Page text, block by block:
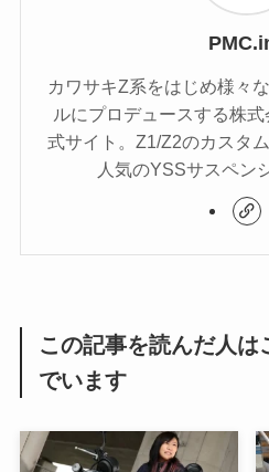
カワサキZ系をはじめ様々
ルにプロデュースする株
式サイト。Z1/Z2のカスタ
人気のYSSサスペン
この記事を読んだ人は
でいます